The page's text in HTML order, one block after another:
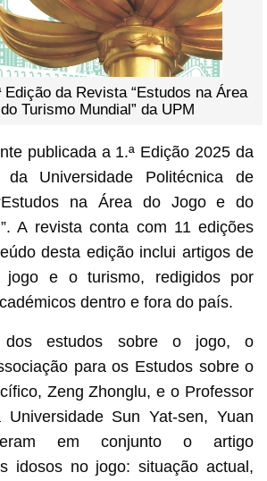
Edição da Revista “Estudos na Área
Turismo Mundial” da UPM
publicada a 1.ª Edição 2025 da
da Universidade Politécnica de
na Área do Jogo e do
A revista conta com 11 edições
desta edição inclui artigos de
jogo e o turismo, redigidos por
dentro e fora do país.
dos estudos sobre o jogo, o
para os Estudos sobre o
Zeng Zhonglu, e o Professor
Universidade Sun Yat-sen, Yuan
em conjunto o artigo
idosos no jogo: situação actual,